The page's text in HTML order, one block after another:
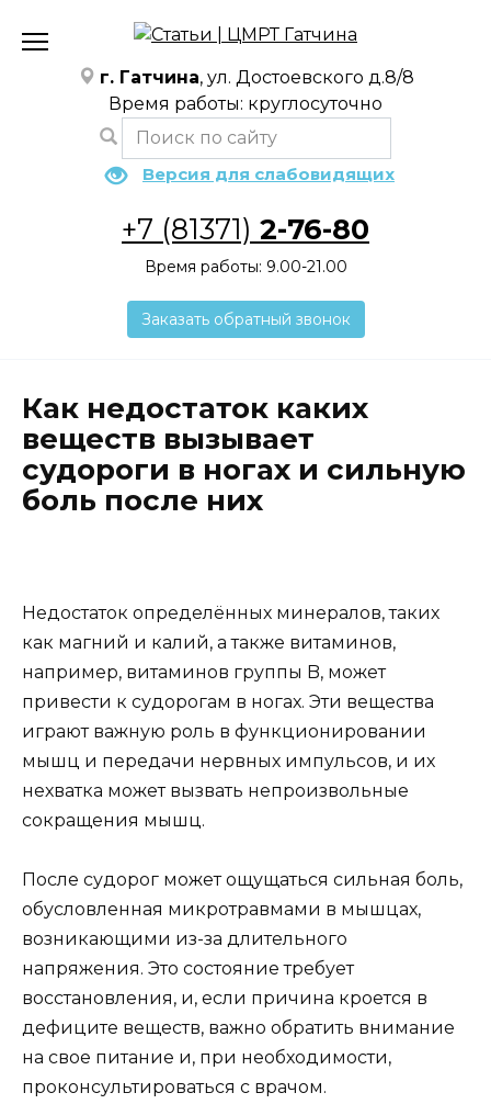
содержанию
г. Гатчина, ул. Достоевского д.8/8
Время работы: круглосуточно
Версия для слабовидящих
+7 (81371) 2-76-80
Время работы: 9.00-21.00
Заказать обратный звонок
Как недостаток каких
веществ вызывает
судороги в ногах и сильную
боль после них
Недостаток определённых минералов, таких
как магний и калий, а также витаминов,
например, витаминов группы B, может
привести к судорогам в ногах. Эти вещества
играют важную роль в функционировании
мышц и передачи нервных импульсов, и их
нехватка может вызвать непроизвольные
сокращения мышц.
После судорог может ощущаться сильная боль,
обусловленная микротравмами в мышцах,
возникающими из-за длительного
напряжения. Это состояние требует
восстановления, и, если причина кроется в
дефиците веществ, важно обратить внимание
на свое питание и, при необходимости,
проконсультироваться с врачом.